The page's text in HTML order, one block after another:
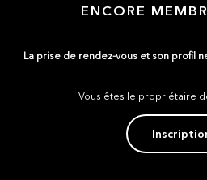
ENCORE
La prise de rendez-vous et son profil
Vous êtes le propriétaire